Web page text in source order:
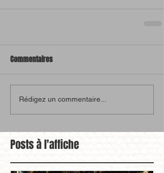
Commentaires
Rédigez un commentaire...
Posts à l'affiche